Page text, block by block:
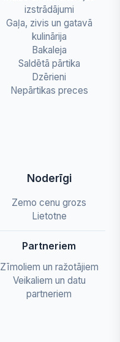
izstrādājumi
Gaļa, zivis un gatavā
kulinārija
Bakaleja
Saldētā pārtika
Dzērieni
Nepārtikas preces
Noderīgi
Zemo cenu grozs
Lietotne
Partneriem
Zīmoliem un ražotājiem
Veikaliem un datu
partneriem